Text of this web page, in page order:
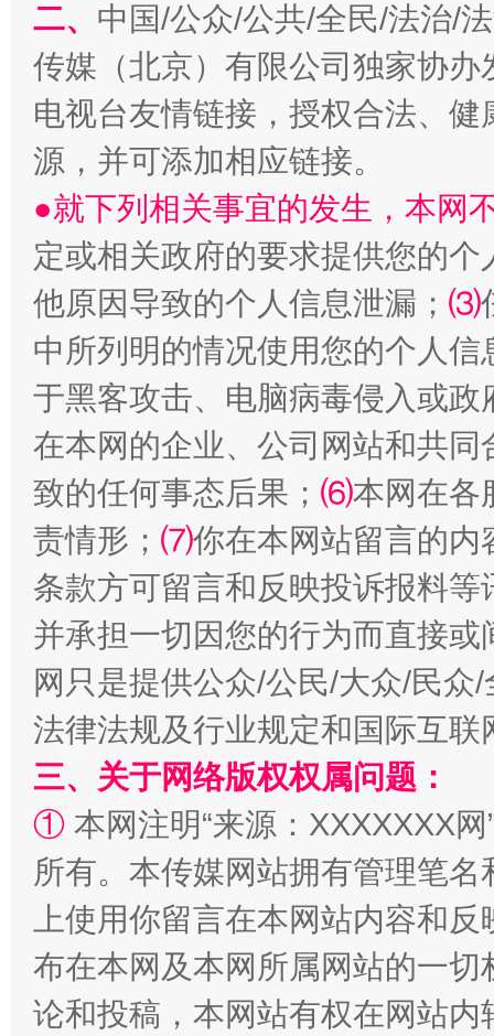
全民健身五年计划来了！等你上场
阿坝州三大球赛在茂县开幕 规模
二、 中国/公众/公共/全民/法治/
传媒（北京）有限公司独家协
电视台友情链接，授权合法、
源，并可添加相应链接。
●就下列相关事宜的发生，本网
定或相关政府的要求提供您的个
他原因导致的个人信息泄漏； ⑶
中所列明的情况使用您的个人
于黑客攻击、电脑病毒侵入或
在本网的企业、公司网站和共
致的任何事态后果； ⑹本网在各
责情形； ⑺你在本网站留言的内
条款方可留言和反映投诉报料
并承担一切因您的行为而直接
网只是提供公众/公民/大众/民
法律法规及行业规定和国际互
三、关于网络版权权属问题：
① 本网注明“来源：XXXXXXX
所有。本传媒网站拥有管理笔
上使用你留言在本网站内容和
布在本网及本网所属网站的一
论和投稿，本网站有权在网站